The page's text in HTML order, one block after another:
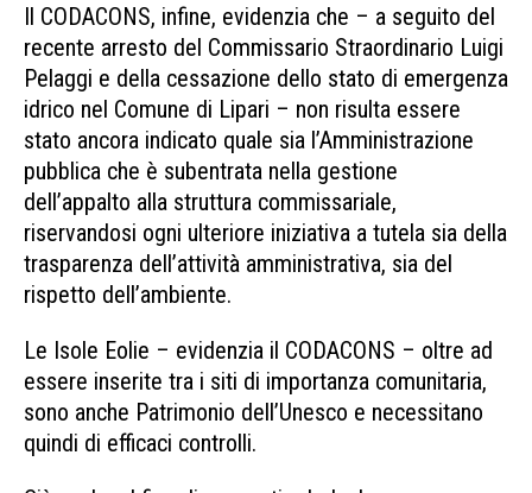
Il CODACONS, infine, evidenzia che – a seguito del
recente arresto del Commissario Straordinario Luigi
Pelaggi e della cessazione dello stato di emergenza
idrico nel Comune di Lipari – non risulta essere
stato ancora indicato quale sia l’Amministrazione
pubblica che è subentrata nella gestione
dell’appalto alla struttura commissariale,
riservandosi ogni ulteriore iniziativa a tutela sia della
trasparenza dell’attività amministrativa, sia del
rispetto dell’ambiente.
Le Isole Eolie – evidenzia il CODACONS – oltre ad
essere inserite tra i siti di importanza comunitaria,
sono anche Patrimonio dell’Unesco e necessitano
quindi di efficaci controlli.